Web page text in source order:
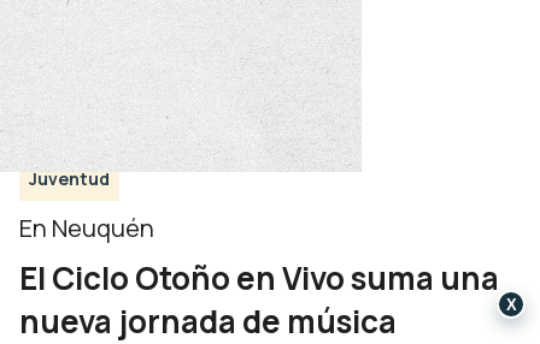
Juventud
En Neuquén
El Ciclo Otoño en Vivo suma una
nueva jornada de música
X